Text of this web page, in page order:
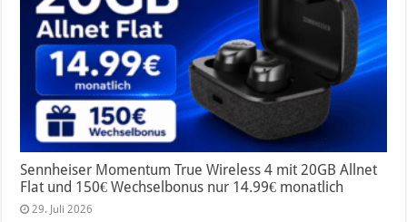
Sennheiser Momentum True Wireless 4 mit 20GB Allnet
Flat und 150€ Wechselbonus nur 14.99€ monatlich
29. Juli 2026